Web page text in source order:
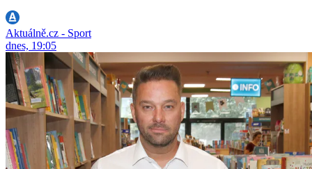
Aktuálně.cz - Sport
dnes, 19:05